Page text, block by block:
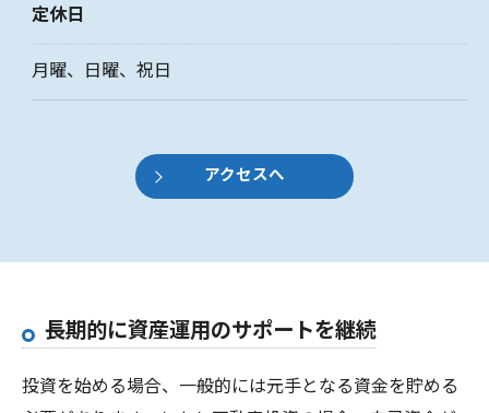
定休日
月曜、日曜、祝日
アクセスへ
長期的に資産運用のサポートを継続
投資を始める場合、一般的には元手となる資金を貯める